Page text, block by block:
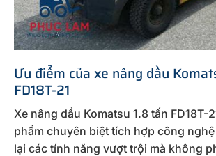
Ưu điểm của xe nâng dầu
FD18T-21
Xe nâng dầu Komatsu 1.8 tấn FD18T-
phẩm chuyên biệt tích hợp công
lại các tính năng vượt trội mà không